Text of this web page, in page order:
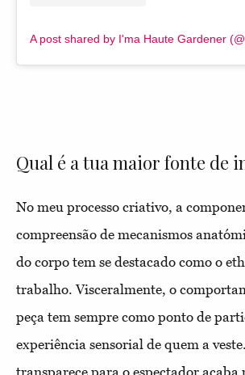
Qual é a tua maior fonte de
No meu processo criativo, a
compreensão de mecanismos
do corpo tem se destacado como o
trabalho. Visceralmente, o
peça tem sempre como ponto de
experiência sensorial de quem a